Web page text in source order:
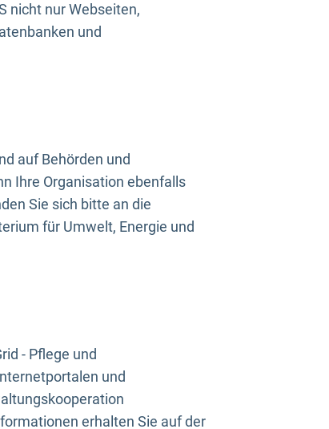
nicht nur Webseiten,
und
auf Behörden und
Ihre Organisation ebenfalls
Sie sich bitte an die
für Umwelt, Energie und
- Pflege und
und
erhalten Sie auf der